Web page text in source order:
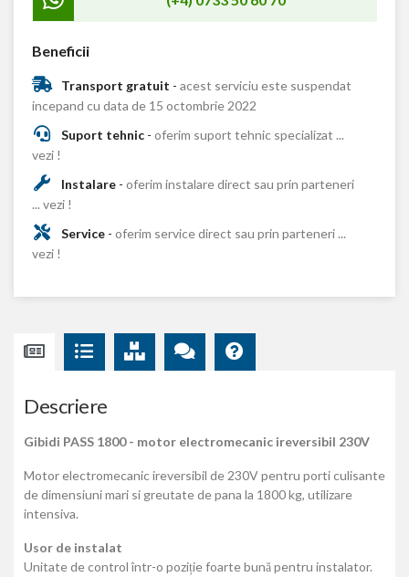
Beneficii
Transport gratuit - acest serviciu este suspendat
incepand cu data de 15 octombrie 2022
Suport tehnic- oferim suport tehnic specializat ...
vezi !
Instalare- oferim instalare direct sau prin parteneri
... vezi !
Service- oferim service direct sau prin parteneri ...
vezi !
Descriere
Gibidi PASS 1800 - motor electromecanic ireversibil 230V
Motor electromecanic ireversibil de 230V pentru porti culisante
de dimensiuni mari si greutate de pana la 1800 kg, utilizare
intensiva.
Usor de instalat
Unitate de control într-o poziție foarte bună pentru instalator.